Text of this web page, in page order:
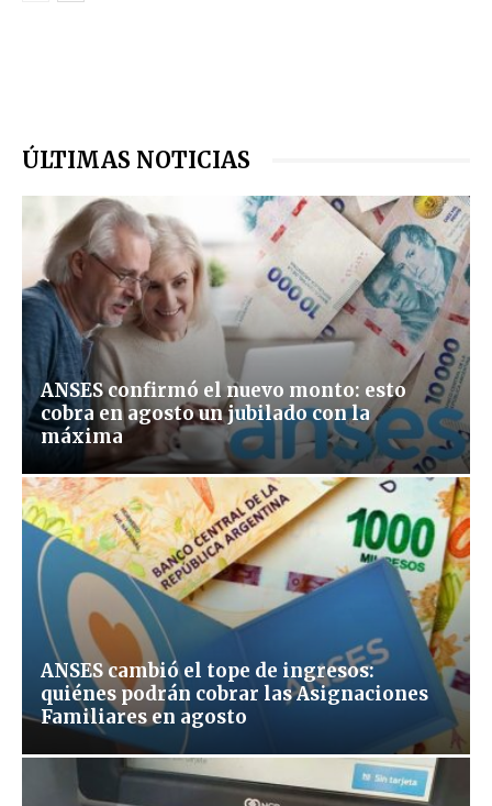
ÚLTIMAS NOTICIAS
ANSES confirmó el nuevo monto: esto
cobra en agosto un jubilado con la
máxima
ANSES cambió el tope de ingresos:
quiénes podrán cobrar las Asignaciones
Familiares en agosto